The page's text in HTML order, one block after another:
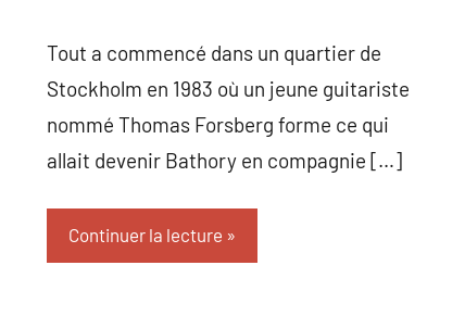
Tout a commencé dans un quartier de
Stockholm en 1983 où un jeune guitariste
nommé Thomas Forsberg forme ce qui
allait devenir Bathory en compagnie […]
Continuer la lecture